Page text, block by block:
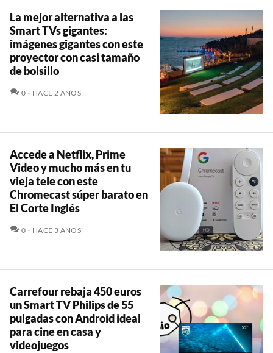
La mejor alternativa a las
Smart TVs gigantes:
imágenes gigantes con este
proyector con casi tamaño
de bolsillo
0 COMENTARIOS
HACE 2 AÑOS
Accede a Netflix, Prime
Video y mucho más en tu
vieja tele con este
Chromecast súper barato en
El Corte Inglés
0 COMENTARIOS
HACE 3 AÑOS
Carrefour rebaja 450 euros
un Smart TV Philips de 55
pulgadas con Android ideal
para cine en casa y
videojuegos